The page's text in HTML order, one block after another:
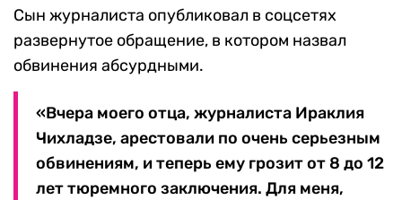
Сын журналиста опубликовал в соцсетях
развернутое обращение, в котором назвал
обвинения абсурдными.
«Вчера моего отца, журналиста Ираклия
Чихладзе, арестовали по очень серьезным
обвинениям, и теперь ему грозит от 8 до 12
лет тюремного заключения. Для меня,